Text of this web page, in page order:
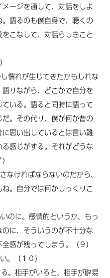
ージを通して、対話をしよ
語るのも僕自身で、聴くの
こなして、対話らしきこと
慣れが生じてきたかもしれな
りながら、どこかで自分を
いる。語ると同時に語って
。その代り、僕が何か昔の
思い出しているとは言い難
感じがする。それがどうな
なければならないのだから、
。自分では何かしっくりこ
のに。感情的というか、もっ
に、そういうのが不十分な
感が残ってしまう。（９）
。（１０）
。相手がいると、相手が辟易